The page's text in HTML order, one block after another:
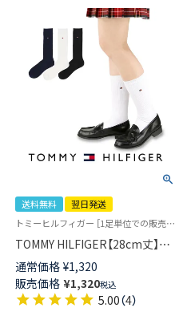
送料無料
翌日発送
トミーヒルフィガー ［1足単位での販売です］ 学校 制服 靴下
TOMMY HILFIGER【28cm丈】ス
クールソックス ワンポイント
両面刺繍 レディース ハイソッ
クス 【365日最短翌日発送】
93481803
通常価格 ¥1,320
販売価格 ¥1,320税込
5.00（4）